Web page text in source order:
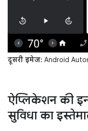
दूसरी इमेज: Android
ऐप्लिकेशन की
सुविधा का